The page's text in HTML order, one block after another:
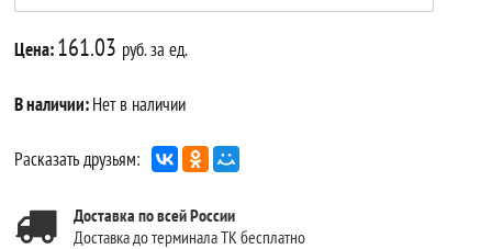
Цена:161.03 руб. за ед.
В наличии:Нет в наличии
Расказать друзьям:
Доставка по всей России
Доставка до терминала ТК бесплатно